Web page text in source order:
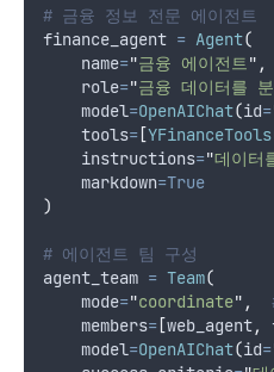
# 금융 정보 전문 에이전트
finance_agent = Agent(
name="금융 에이전트" ,
role="금융 데이터를
model=OpenAIChat(id=
tools= [YFinanceTools
instructions="데이터
markdown=True
)
# 에이전트 팀 구성
agent_team = Team(
mode="coordinate" ,
members= [web_agent,
model=OpenAIChat(id=